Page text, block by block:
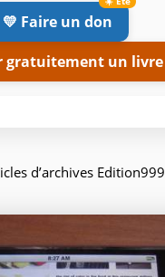
💛 Faire un don
gratuitement un livre
d’archives Edition999